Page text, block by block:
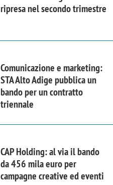
ripresa nel secondo trimestre
Comunicazione e marketing:
STA Alto Adige pubblica un
bando per un contratto
triennale
CAP Holding: al via il bando
da 456 mila euro per
campagne creative ed eventi